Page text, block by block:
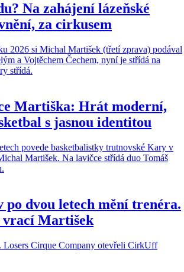
Na zahájení lázeňské
za cirkusem
Martiška: Hrát moderní,
s jasnou identitou
dvou letech mění trenéra.
vrací Martišek